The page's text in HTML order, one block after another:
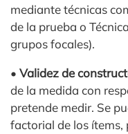
mediante técnicas
de la prueba o
grupos focales).
• Validez de
de la medida con
pretende medir. Se
factorial de los